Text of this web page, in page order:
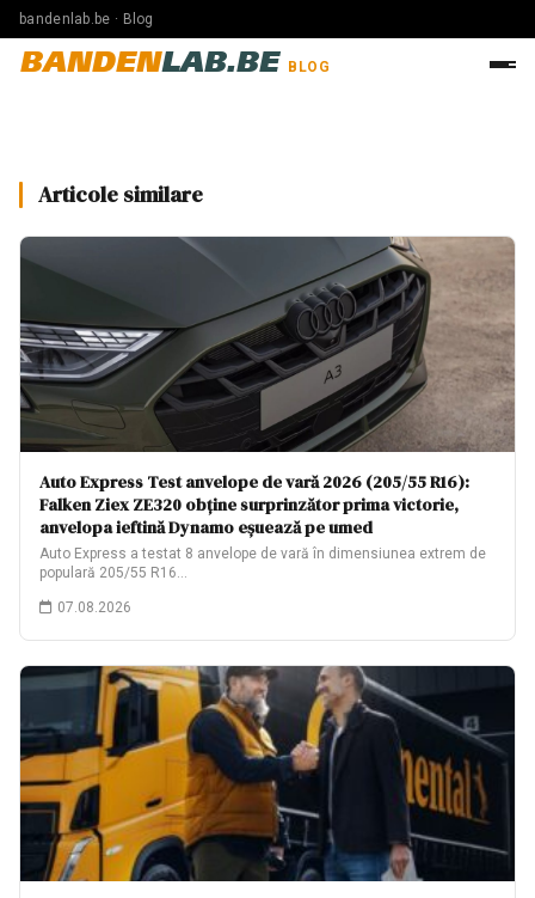
bandenlab.be · Blog
BANDENLAB.BE BLOG
Articole similare
Auto Express Test anvelope de vară 2026 (205/55 R16):
Falken Ziex ZE320 obține surprinzător prima victorie,
anvelopa ieftină Dynamo eșuează pe umed
Auto Express a testat 8 anvelope de vară în dimensiunea extrem de
populară 205/55 R16…
07.08.2026